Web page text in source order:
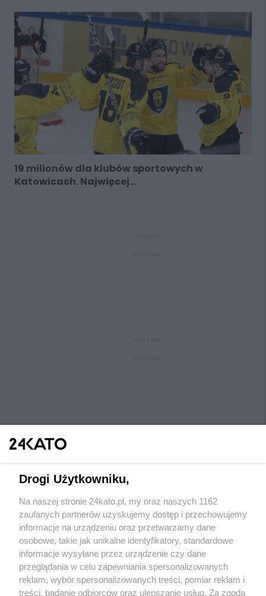
19 milionów dla klubów sportowych w
Katowicach. Najwięcej...
Wydawca mediów lokalnych
Nie zapomnij
Drogi Użytkowniku,
Na naszej stronie 24kato.pl, my oraz naszych 1162
zaufanych partnerów uzyskujemy dostęp i przechowujemy
informacje na urządzeniu oraz przetwarzamy dane
osobowe, takie jak unikalne identyfikatory, standardowe
informacje wysyłane przez urządzenie czy dane
przeglądania w celu zapewniania spersonalizowanych
reklam, wybór spersonalizowanych treści, pomiar reklam i
treści, badanie odbiorców oraz ulepszanie usług. Za zgodą